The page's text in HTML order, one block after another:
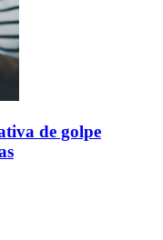
de golpe